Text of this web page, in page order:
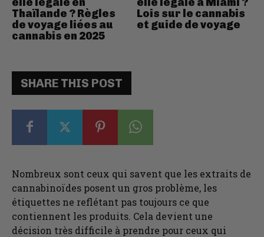
SHARE THIS POST
Nombreux sont ceux qui savent que les extraits de
cannabinoïdes posent un gros problème, les
étiquettes ne reflétant pas toujours ce que
contiennent les produits. Cela devient une
décision très difficile à prendre pour ceux qui
Thaïlande ? Règles
de voyage liées au
cannabis en 2025
Lois sur le cannabis
et guide de voyage